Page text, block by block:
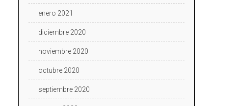
enero 2021
diciembre 2020
noviembre 2020
octubre 2020
septiembre 2020